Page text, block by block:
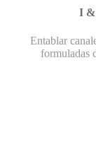
I &
Entablar
formuladas